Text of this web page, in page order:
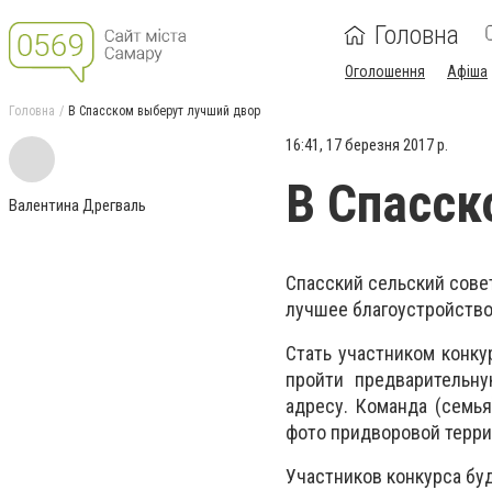
Головна
Оголошення Афіша
Головна В Спасском выберут лучший двор
Валентина Дрегваль
16:41, 17 березня 2017 р.
В
Спасский сельский
лучшее
Стать участником
пройти
адресу. Команда
фото придворовой
Участников конкурса